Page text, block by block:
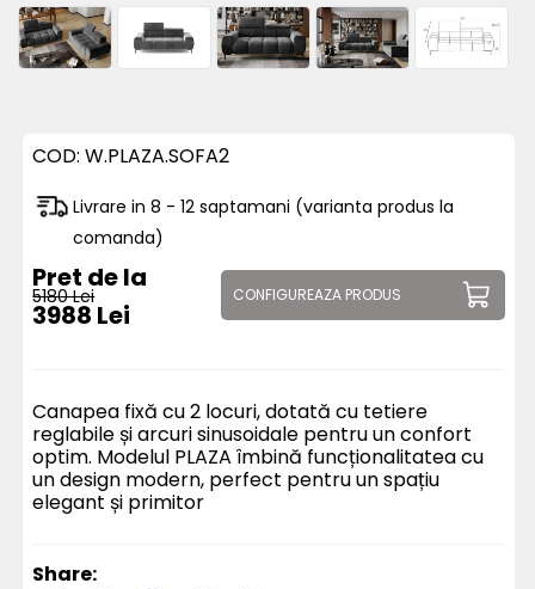
COD:W.PLAZA.SOFA2
Livrare in 8 - 12 saptamani (varianta produs la
comanda)
Pret de la
5180 Lei
3988 Lei
CONFIGUREAZA PRODUS
Canapea fixă cu 2 locuri, dotată cu tetiere
reglabile și arcuri sinusoidale pentru un confort
optim. Modelul PLAZA îmbină funcționalitatea cu
un design modern, perfect pentru un spațiu
elegant și primitor
Share: